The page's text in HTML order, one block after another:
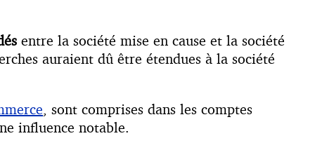
entre la société mise en cause et la société
auraient dû être étendues à la société
, sont comprises dans les comptes
influence notable.